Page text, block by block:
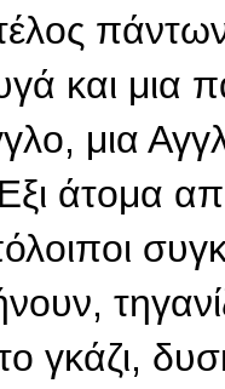
και μια
μια
άτομα
γκάζι,